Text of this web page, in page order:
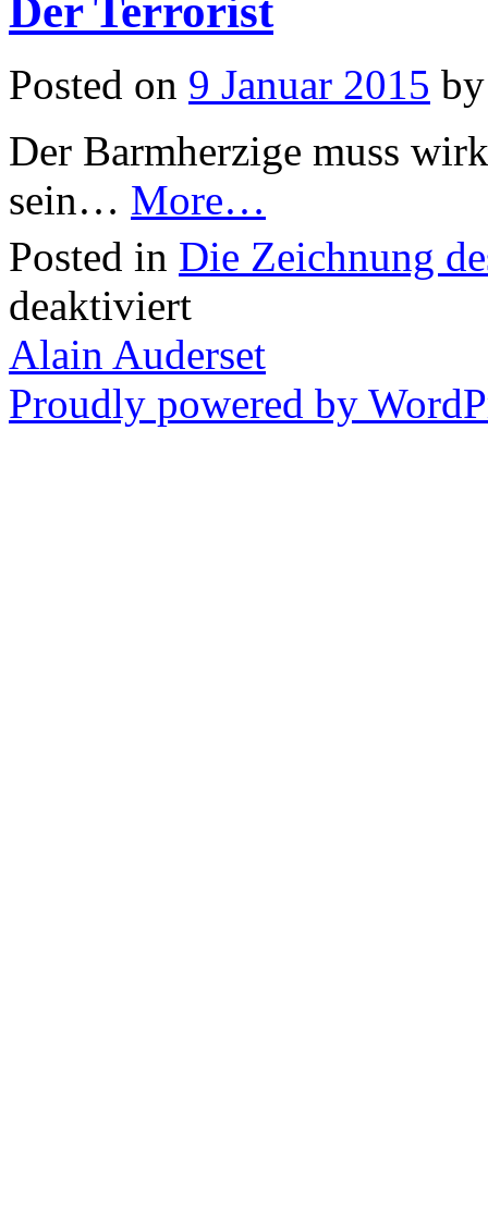
Der Terrorist
Posted on 9 Januar 2015 by
Der Barmherzige muss
sein… More…
Posted in Die Zeichnung
deaktiviert
Alain Auderset
Proudly powered by